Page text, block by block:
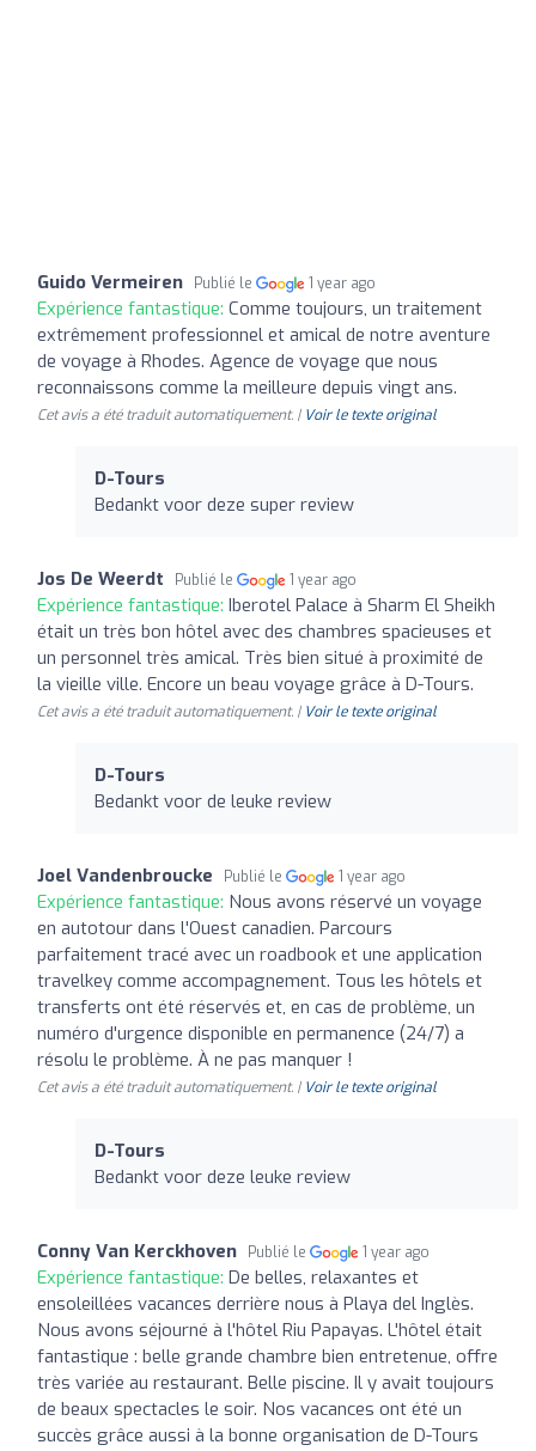
Guido Vermeiren Publié le 1 year ago
Expérience fantastique: Comme toujours, un traitement
extrêmement professionnel et amical de notre aventure
de voyage à Rhodes. Agence de voyage que nous
reconnaissons comme la meilleure depuis vingt ans.
Cet avis a été traduit automatiquement. | Voir le texte original
D-Tours
Bedankt voor deze super review
Jos De Weerdt Publié le 1 year ago
Expérience fantastique: Iberotel Palace à Sharm El Sheikh
était un très bon hôtel avec des chambres spacieuses et
un personnel très amical. Très bien situé à proximité de
la vieille ville. Encore un beau voyage grâce à D-Tours.
Cet avis a été traduit automatiquement. | Voir le texte original
D-Tours
Bedankt voor de leuke review
Joel Vandenbroucke Publié le 1 year ago
Expérience fantastique: Nous avons réservé un voyage
en autotour dans l'Ouest canadien. Parcours
parfaitement tracé avec un roadbook et une application
travelkey comme accompagnement. Tous les hôtels et
transferts ont été réservés et, en cas de problème, un
numéro d'urgence disponible en permanence (24/7) a
résolu le problème. À ne pas manquer !
Cet avis a été traduit automatiquement. | Voir le texte original
D-Tours
Bedankt voor deze leuke review
Conny Van Kerckhoven Publié le 1 year ago
Expérience fantastique: De belles, relaxantes et
ensoleillées vacances derrière nous à Playa del Inglès.
Nous avons séjourné à l'hôtel Riu Papayas. L'hôtel était
fantastique : belle grande chambre bien entretenue, offre
très variée au restaurant. Belle piscine. Il y avait toujours
de beaux spectacles le soir. Nos vacances ont été un
succès grâce aussi à la bonne organisation de D-Tours